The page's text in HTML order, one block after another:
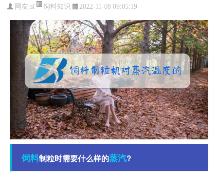
网友:sl 饲料知识 2022-11-08 09:05:19
饲料制粒时需要什么样的蒸汽?